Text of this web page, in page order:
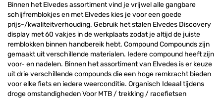
Binnen het Elvedes assortiment vind je vrijwel alle gangbare
schijfremblokjes en met Elvedes kies je voor een goede
prijs-/kwaliteitverhouding. Gebruik het stalen Elvedes Discovery
display met 60 vakjes in de werkplaats zodat je altijd de juiste
remblokken binnen handbereik hebt. Compound Compounds zijn
gemaakt uit verschillende materialen. Iedere compound heeft zijn
voor- en nadelen. Binnen het assortiment van Elvedes is er keuze
uit drie verschillende compounds die een hoge remkracht bieden
voor elke fiets en iedere weerconditie. Organisch Ideaal tijdens
droge omstandigheden Voor MTB / trekking / racefietsen